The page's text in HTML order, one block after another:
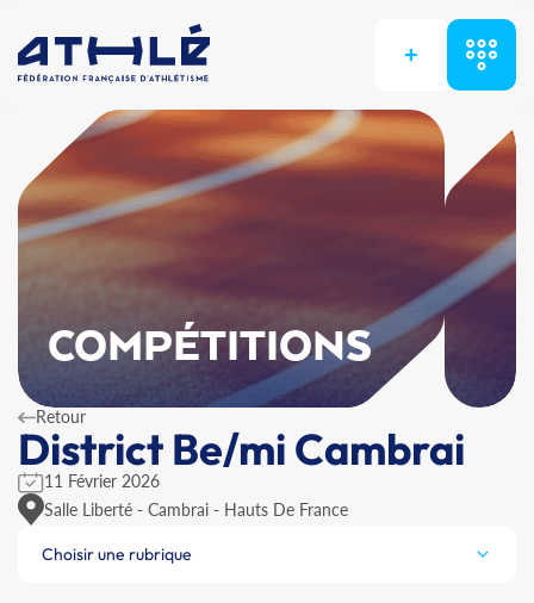
+
COMPÉTITIONS
Retour
District Be/mi Cambrai
11 Février 2026
Salle Liberté - Cambrai - Hauts De France
Choisir une rubrique